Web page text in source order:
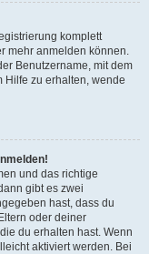
komplett
mehr anmelden können.
Benutzername, mit dem
Hilfe zu erhalten, wende
und das richtige
gibt es zwei
hast, dass du
oder deiner
du erhalten hast. Wenn
aktiviert werden. Bei